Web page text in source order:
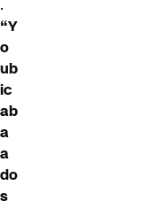
.
“Y
o
ub
ic
ab
a
a
do
s